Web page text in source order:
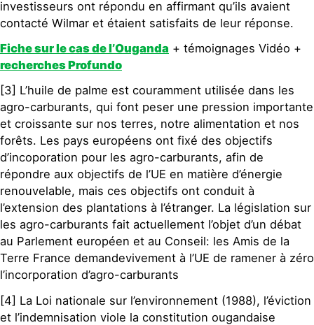
investisseurs ont répondu en affirmant qu’ils avaient
contacté Wilmar et étaient satisfaits de leur réponse.
Fiche sur le cas de l’Ouganda + témoignages Vidéo +
recherches Profundo
[3] L’huile de palme est couramment utilisée dans les
agro-carburants, qui font peser une pression importante
et croissante sur nos terres, notre alimentation et nos
forêts. Les pays européens ont fixé des objectifs
d’incoporation pour les agro-carburants, afin de
répondre aux objectifs de l’UE en matière d’énergie
renouvelable, mais ces objectifs ont conduit à
l’extension des plantations à l’étranger. La législation sur
les agro-carburants fait actuellement l’objet d’un débat
au Parlement européen et au Conseil: les Amis de la
Terre France demandevivement à l’UE de ramener à zéro
l’incorporation d’agro-carburants
[4] La Loi nationale sur l’environnement (1988), l’éviction
et l’indemnisation viole la constitution ougandaise